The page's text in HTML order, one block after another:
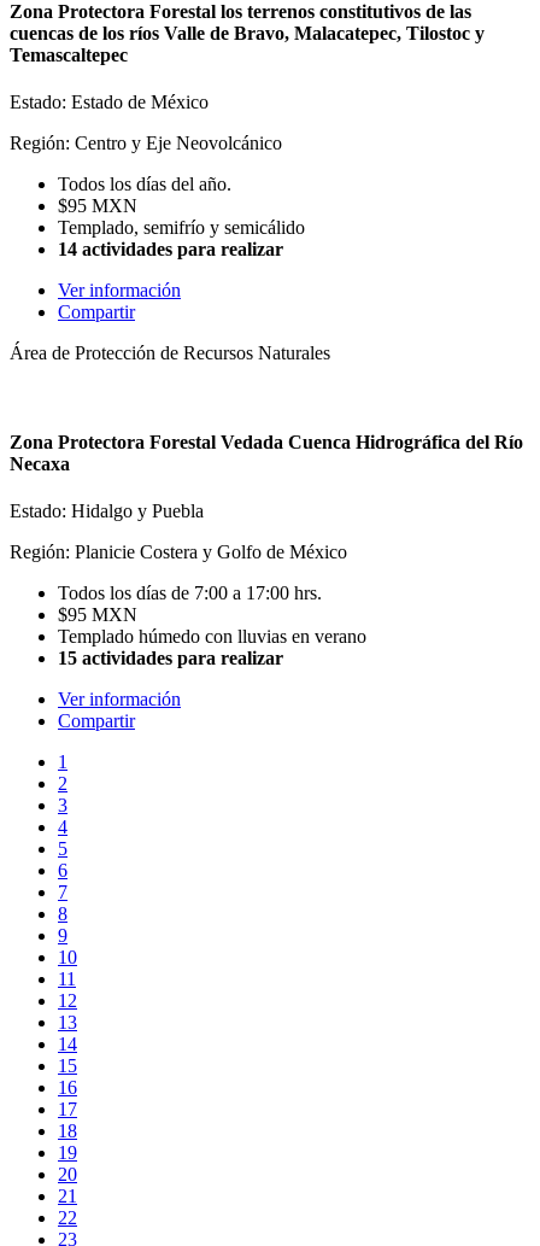
Zona Protectora Forestal los terrenos constitutivos de las
cuencas de los ríos Valle de Bravo, Malacatepec, Tilostoc y
Temascaltepec
Estado: Estado de México
Región: Centro y Eje Neovolcánico
Todos los días del año.
$95 MXN
Templado, semifrío y semicálido
14 actividades para realizar
Ver información
Compartir
Área de Protección de Recursos Naturales
Zona Protectora Forestal Vedada Cuenca Hidrográfica del Río
Necaxa
Estado: Hidalgo y Puebla
Región: Planicie Costera y Golfo de México
Todos los días de 7:00 a 17:00 hrs.
$95 MXN
Templado húmedo con lluvias en verano
15 actividades para realizar
Ver información
Compartir
1
2
3
4
5
6
7
8
9
10
11
12
13
14
15
16
17
18
19
20
21
22
23